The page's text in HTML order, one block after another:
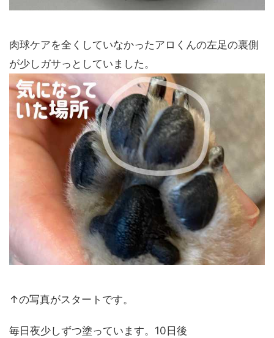
肉球ケアを全くしていなかったアロくんの左足の裏側
が少しガサっとしていました。
↑の写真がスタートです。
毎日夜少しずつ塗っています。10日後